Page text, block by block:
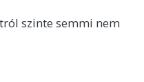
szinte semmi nem